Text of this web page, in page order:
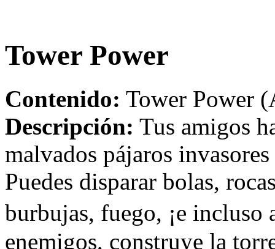
Tower Power
Contenido: Tower Power
Descripción: Tus amigos
malvados pájaros
Puedes disparar bolas,
burbujas, fuego, ¡e
enemigos, construye la